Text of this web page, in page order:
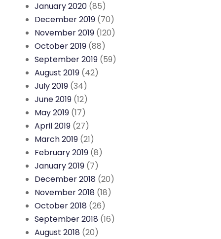
January 2020 (85)
December 2019 (70)
November 2019 (120)
October 2019 (88)
September 2019 (59)
August 2019 (42)
July 2019 (34)
June 2019 (12)
May 2019 (17)
April 2019 (27)
March 2019 (21)
February 2019 (8)
January 2019 (7)
December 2018 (20)
November 2018 (18)
October 2018 (26)
September 2018 (16)
August 2018 (20)